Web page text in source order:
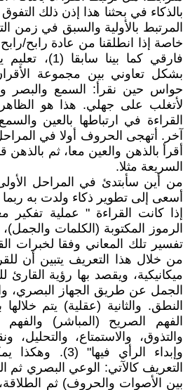
بالذكاء في بحثنا هذا إذن ذلك
المرتبط بالأولية والسبق في زمن
خاصة إذا انطلقنا من عادة رابح/
فارقي كما بينا
بشكل تعاوني بين مجموعة
حواس حين نقرأ: السمع والبصر
لأتغلب على جهلي. هذا هو
القراءة في ارتباطها بالعين
آخر. أتهجى الحروف أولا في المراحل
أقرأ بالذهن والعين معا، ثم بالذهن
السريعة مثلا.
من أين سأبتدئ في المراحل
أسعى إلى تطوير ذكاء ولدت به ربما
إذا كانت القراءة " عملية تفكير
الرموز المكتوبة (الكلمات
من خلال هذا التعريف يتبين أن
ميكانيكية، ويقصد بها رؤية القارئ
الجمل عن طريق الجهاز البصري،
النطق. والثانية (عقلية) يتم
الفهم الصريح (المباشر) والفهم
والتذوق، والاستمتاع، والتحليل،
وإبداء الرأي
التعريف كالآتي: الوعي البصري ثم
بين الأصوات والحروف) ثم